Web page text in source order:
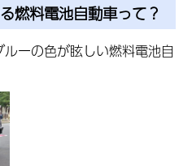
燃料電池自動車って？
ーの色が眩しい燃料電池自